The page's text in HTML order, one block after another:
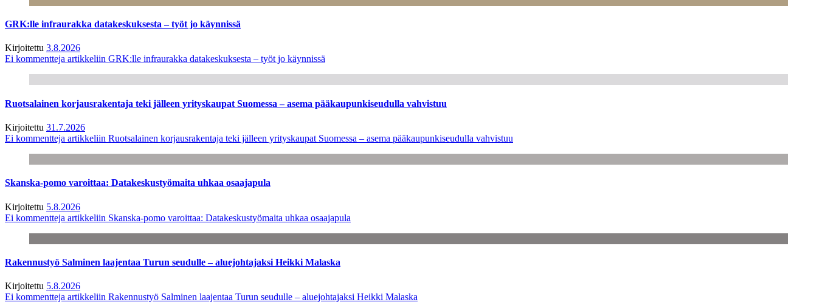
GRK:lle infraurakka datakeskuksesta – työt jo käynnissä
Kirjoitettu 3.8.2026
Ei kommentteja artikkeliin GRK:lle infraurakka datakeskuksesta – työt jo käynnissä
Ruotsalainen korjausrakentaja teki jälleen yrityskaupat Suomessa – asema pääkaupunkiseudulla vahvistuu
Kirjoitettu 31.7.2026
Ei kommentteja artikkeliin Ruotsalainen korjausrakentaja teki jälleen yrityskaupat Suomessa – asema pääkaupunkiseudulla vahvistuu
Skanska-pomo varoittaa: Datakeskustyömaita uhkaa osaajapula
Kirjoitettu 5.8.2026
Ei kommentteja artikkeliin Skanska-pomo varoittaa: Datakeskustyömaita uhkaa osaajapula
Rakennustyö Salminen laajentaa Turun seudulle – aluejohtajaksi Heikki Malaska
Kirjoitettu 5.8.2026
Ei kommentteja artikkeliin Rakennustyö Salminen laajentaa Turun seudulle – aluejohtajaksi Heikki Malaska